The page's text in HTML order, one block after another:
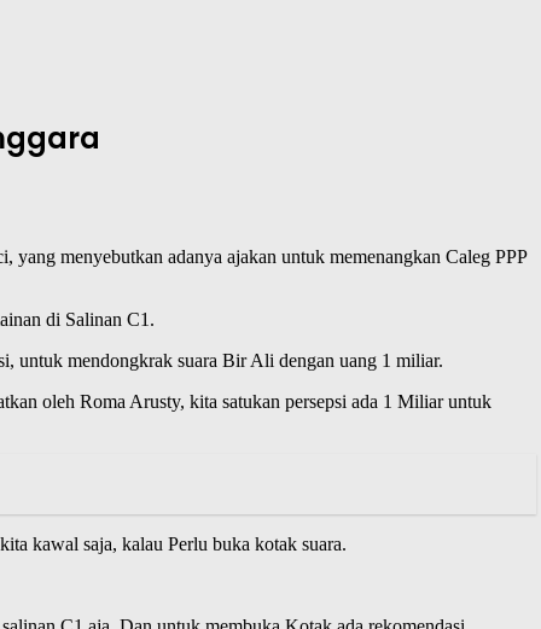
menyebutkan adanya ajakan untuk memenangkan Caleg PPP
di Salinan C1.
untuk mendongkrak suara Bir Ali dengan uang 1 miliar.
oleh Roma Arusty, kita satukan persepsi ada 1 Miliar untuk
kawal saja, kalau Perlu buka kotak suara.